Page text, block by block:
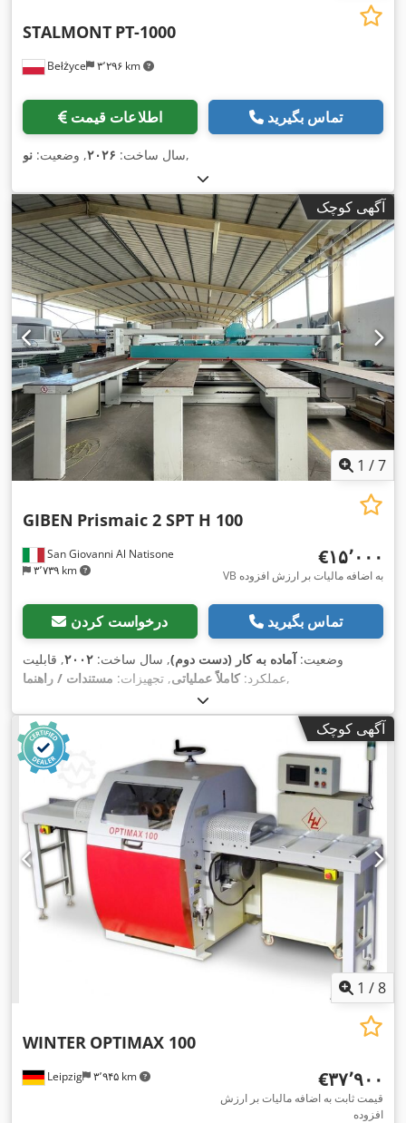
Bełżyce ۳٬۲۹۶ km
STALMONT PT-1000
اطلاعات قیمت تماس بگیرید
سال ساخت: ۲۰۲۶, وضعیت: نو ,
آگهی کوچک
1 /7
San Giovanni Al Natisone
۳٬۷۳۹ km
GIBEN Prismaic 2 SPT H 100
‎€۱۵٬۰۰۰
VB به اضافه مالیات بر ارزش افزوده
درخواست کردن تماس بگیرید
وضعیت: آماده به کار (دست دوم), سال ساخت: ۲۰۰۲, قابلیت
عملکرد:کاملاً عملیاتی, تجهیزات: مستندات / راهنما ,
آگهی کوچک
1 /8
Leipzig ۳٬۹۴۵ km
WINTER OPTIMAX 100
‎€۳۷٬۹۰۰
قیمت ثابت به اضافه مالیات بر ارزش
افزوده